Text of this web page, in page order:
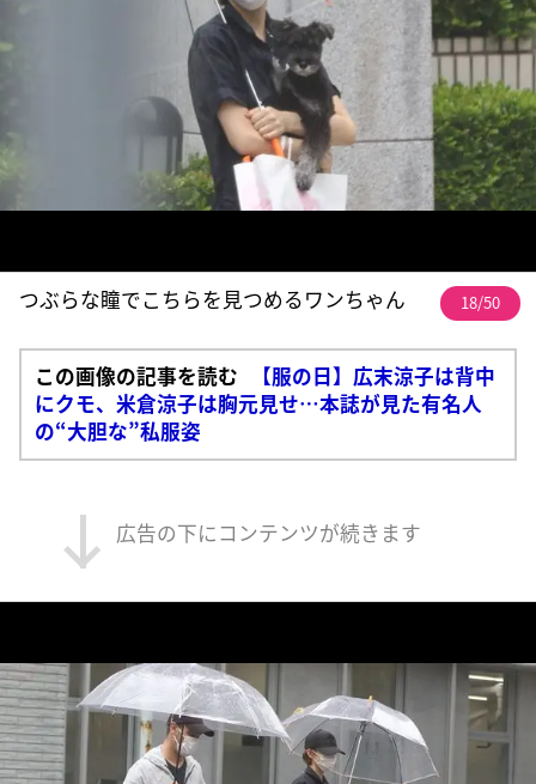
つぶらな瞳でこちらを見つめるワンちゃん 18/50
この画像の記事を読む
【服の日】広末涼子は背中
にクモ、米倉涼子は胸元見せ…本誌が見た有名人
の“大胆な”私服姿
広告の下にコンテンツが続きます